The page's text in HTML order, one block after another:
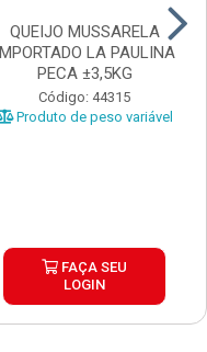
QUEIJO MUSSARELA
IMPORTADO LA PAULINA
PECA ±3,5KG
Código: 44315
Produto de peso variável
FAÇA SEU
LOGIN